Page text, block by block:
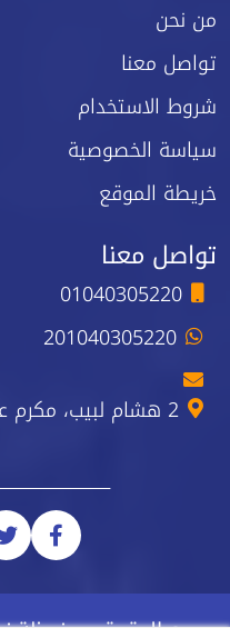
من نحن
تواصل معنا
شروط الاستخدام
سياسة الخصوصية
خريطة الموقع
تواصل معنا
01040305220
201040305220
2 هشام لبيب، مكرم عبيد، مدينة نصر